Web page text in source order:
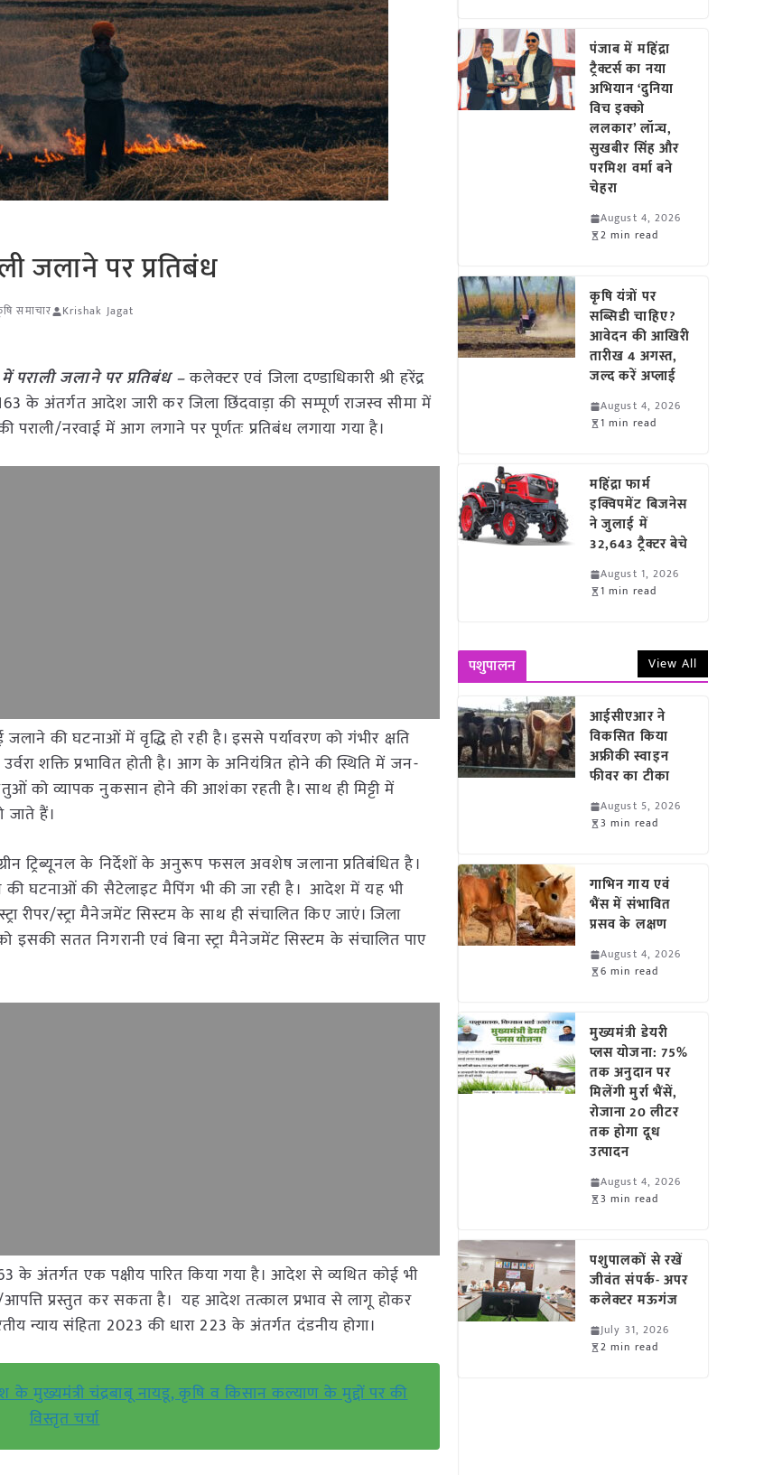
जलाने पर प्रतिबंध
समाचार Krishak Jagat
पराली जलाने पर प्रतिबंध –कलेक्टर एवं जिला दण्डाधिकारी श्री हरेंद्र
163 के अंतर्गत आदेश जारी कर जिला छिंदवाड़ा की सम्पूर्ण राजस्व सीमा में
नरवाई में आग लगाने पर पूर्णतः प्रतिबंध लगाया गया है।
की घटनाओं में वृद्धि हो रही है। इससे पर्यावरण को गंभीर क्षति
शक्ति प्रभावित होती है। आग के अनियंत्रित होने की स्थिति में जन-
को व्यापक नुकसान होने की आशंका रहती है। साथ ही मिट्टी में
जाते हैं।
ट्रिब्यूनल के निर्देशों के अनुरूप फसल अवशेष जलाना प्रतिबंधित है।
की घटनाओं की सैटेलाइट मैपिंग भी की जा रही है। आदेश में यह भी
रीपर/स्ट्रा मैनेजमेंट सिस्टम के साथ ही संचालित किए जाएं। जिला
इसकी सतत निगरानी एवं बिना स्ट्रा मैनेजमेंट सिस्टम के संचालित पाए
के अंतर्गत एक पक्षीय पारित किया गया है। आदेश से व्यथित कोई भी
आपत्ति प्रस्तुत कर सकता है। यह आदेश तत्काल प्रभाव से लागू होकर
संहिता 2023 की धारा 223 के अंतर्गत दंडनीय होगा।
के मुख्यमंत्री चंद्रबाबू नायडू, कृषि व किसान कल्याण के मुद्दों पर की
विस्तृत चर्चा
पंजाब में महिंद्रा
ट्रैक्टर्स का नया
अभियान ‘दुनिया
विच इक्को
ललकार’ लॉन्च,
सुखबीर सिंह और
परमिश वर्मा बने
चेहरा
August 4, 2026
2 min read
कृषि यंत्रों पर
सब्सिडी चाहिए?
आवेदन की आखिरी
तारीख 4 अगस्त,
जल्द करें अप्लाई
August 4, 2026
1 min read
महिंद्रा फार्म
इक्विपमेंट बिजनेस
ने जुलाई में
32,643 ट्रैक्टर बेचे
August 1, 2026
1 min read
पशुपालन View All
आईसीएआर ने
विकसित किया
अफ्रीकी स्वाइन
फीवर का टीका
August 5, 2026
3 min read
गाभिन गाय एवं
भैंस में संभावित
प्रसव के लक्षण
August 4, 2026
6 min read
मुख्यमंत्री डेयरी
प्लस योजना: 75%
तक अनुदान पर
मिलेंगी मुर्रा भैंसें,
रोजाना 20 लीटर
तक होगा दूध
उत्पादन
August 4, 2026
3 min read
पशुपालकों से रखें
जीवंत संपर्क- अपर
कलेक्टर मऊगंज
July 31, 2026
2 min read